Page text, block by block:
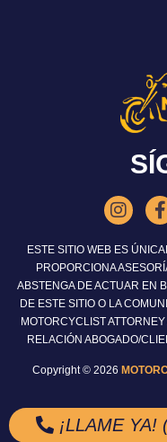
ESTE SITIO WEB ES
PROPORCIONA
ABSTENGA DE ACTUAR EN
DE ESTE SITIO O LA
MOTORCYCLIST
RELACIÓN ABOGADO/
Copyright © 2026
¡LLAME YA!